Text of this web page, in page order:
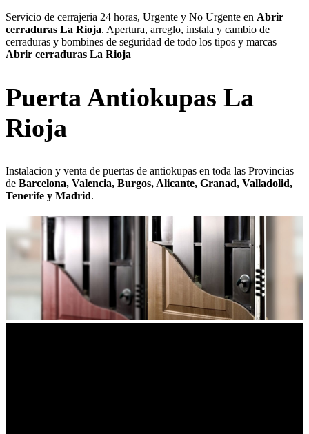
Servicio de cerrajeria 24 horas, Urgente y No Urgente en Abrir
cerraduras La Rioja. Apertura, arreglo, instala y cambio de
cerraduras y bombines de seguridad de todo los tipos y marcas
Abrir cerraduras La Rioja
Puerta Antiokupas La
Rioja
Instalacion y venta de puertas de antiokupas en toda las Provincias
de Barcelona, Valencia, Burgos, Alicante, Granad, Valladolid,
Tenerife y Madrid.